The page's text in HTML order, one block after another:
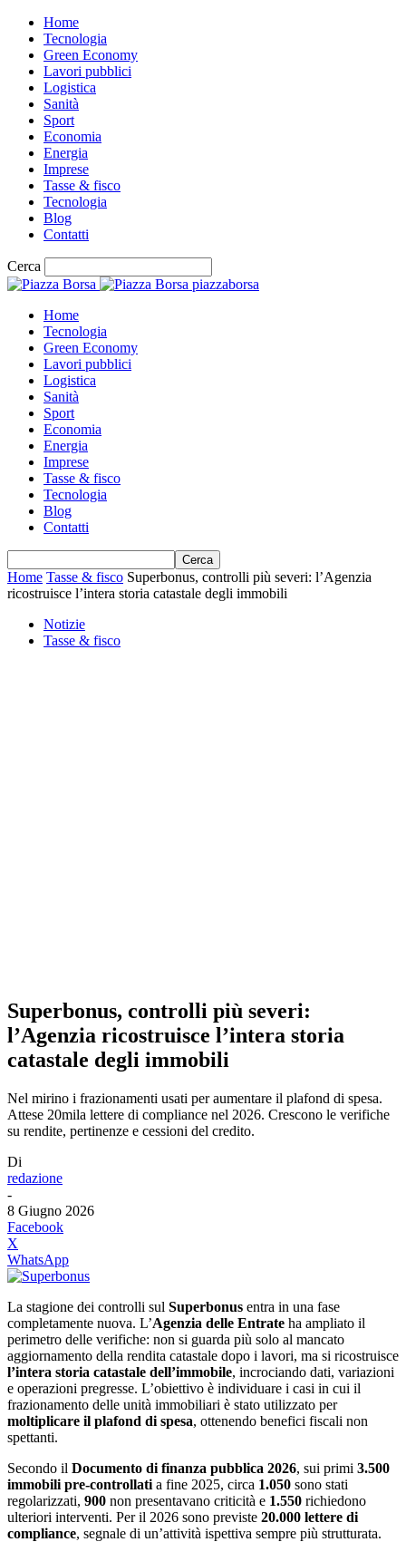
Home
Tecnologia
Green Economy
Lavori pubblici
Logistica
Sanità
Sport
Economia
Energia
Imprese
Tasse & fisco
Tecnologia
Blog
Contatti
Cerca
piazzaborsa
Home
Tecnologia
Green Economy
Lavori pubblici
Logistica
Sanità
Sport
Economia
Energia
Imprese
Tasse & fisco
Tecnologia
Blog
Contatti
Home Tasse & fisco Superbonus, controlli più severi: l’Agenzia
ricostruisce l’intera storia catastale degli immobili
Notizie
Tasse & fisco
Superbonus, controlli più severi:
l’Agenzia ricostruisce l’intera storia
catastale degli immobili
Nel mirino i frazionamenti usati per aumentare il plafond di spesa.
Attese 20mila lettere di compliance nel 2026. Crescono le verifiche
su rendite, pertinenze e cessioni del credito.
Di
redazione
-
8 Giugno 2026
Facebook
X
WhatsApp
La stagione dei controlli sul Superbonus entra in una fase
completamente nuova. L’Agenzia delle Entrate ha ampliato il
perimetro delle verifiche: non si guarda più solo al mancato
aggiornamento della rendita catastale dopo i lavori, ma si ricostruisce
l’intera storia catastale dell’immobile, incrociando dati, variazioni
e operazioni pregresse. L’obiettivo è individuare i casi in cui il
frazionamento delle unità immobiliari è stato utilizzato per
moltiplicare il plafond di spesa, ottenendo benefici fiscali non
spettanti.
Secondo il Documento di finanza pubblica 2026, sui primi 3.500
immobili pre‑controllati a fine 2025, circa 1.050 sono stati
regolarizzati, 900 non presentavano criticità e 1.550 richiedono
ulteriori interventi. Per il 2026 sono previste 20.000 lettere di
compliance, segnale di un’attività ispettiva sempre più strutturata.